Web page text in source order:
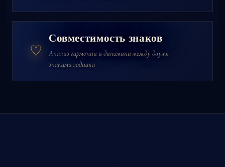
♡
Совместимость знаков
Анализ гармонии и динамики между двумя
знаками зодиака